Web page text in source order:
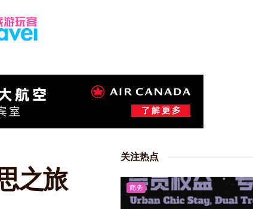
之旅
关注热点
商务